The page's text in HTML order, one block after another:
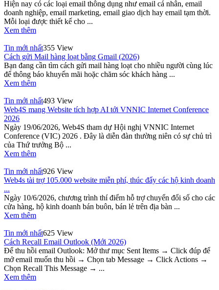
Hiện nay có các loại email thông dụng như email cá nhân, email
doanh nghiệp, email marketing, email giao dịch hay email tạm thời.
Mỗi loại được thiết kế cho ...
Xem thêm
Tin mới nhất355 View
Cách gửi Mail hàng loạt bằng Gmail (2026)
Bạn đang cần tìm cách gửi mail hàng loạt cho nhiều người cùng lúc
để thông báo khuyến mãi hoặc chăm sóc khách hàng ...
Xem thêm
Tin mới nhất493 View
Web4S mang Website tích hợp AI tới VNNIC Internet Conference
2026
Ngày 19/06/2026, Web4S tham dự Hội nghị VNNIC Internet
Conference (VIC) 2026 . Đây là diễn đàn thường niên có sự chủ trì
của Thứ trưởng Bộ ...
Xem thêm
Tin mới nhất926 View
Web4s tài trợ 105.000 website miễn phí, thúc đẩy các hộ kinh doanh
...
Ngày 10/6/2026, chương trình thí điểm hỗ trợ chuyển đổi số cho các
cửa hàng, hộ kinh doanh bán buôn, bán lẻ trên địa bàn ...
Xem thêm
Tin mới nhất625 View
Cách Recall Email Outlook (Mới 2026)
Để thu hồi email Outlook: Mở thư mục Sent Items → Click đúp để
mở email muốn thu hồi → Chọn tab Message → Click Actions →
Chọn Recall This Message → ...
Xem thêm